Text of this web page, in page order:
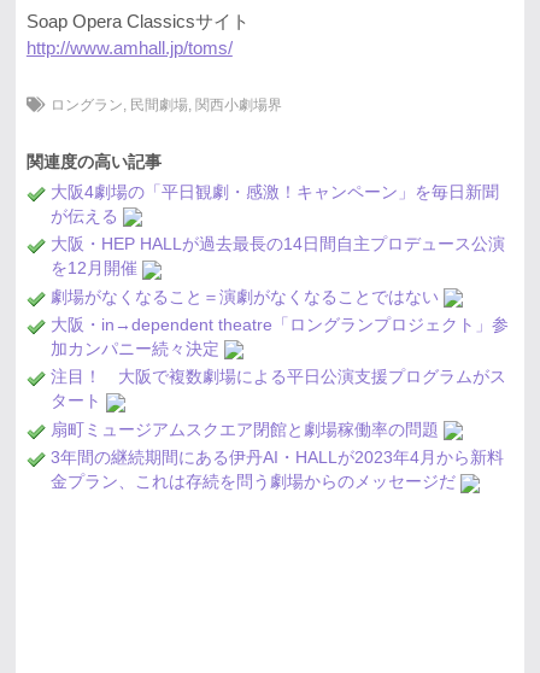
Soap Opera Classicsサイト
http://www.amhall.jp/toms/
ロングラン 民間劇場, 関西小劇場界
関連度の高い記事
大阪4劇場の「平日観劇・感激！キャンペーン」を毎日新聞
が伝える
大阪・HEP HALLが過去最長の14日間自主プロデュース公演
を12月開催
劇場がなくなること＝演劇がなくなることではない
大阪・in→dependent theatre「ロングランプロジェクト」参
加カンパニー続々決定
注目！ 大阪で複数劇場による平日公演支援プログラムがス
タート
扇町ミュージアムスクエア閉館と劇場稼働率の問題
3年間の継続期間にある伊丹AI・HALLが2023年4月から新料
金プラン、これは存続を問う劇場からのメッセージだ